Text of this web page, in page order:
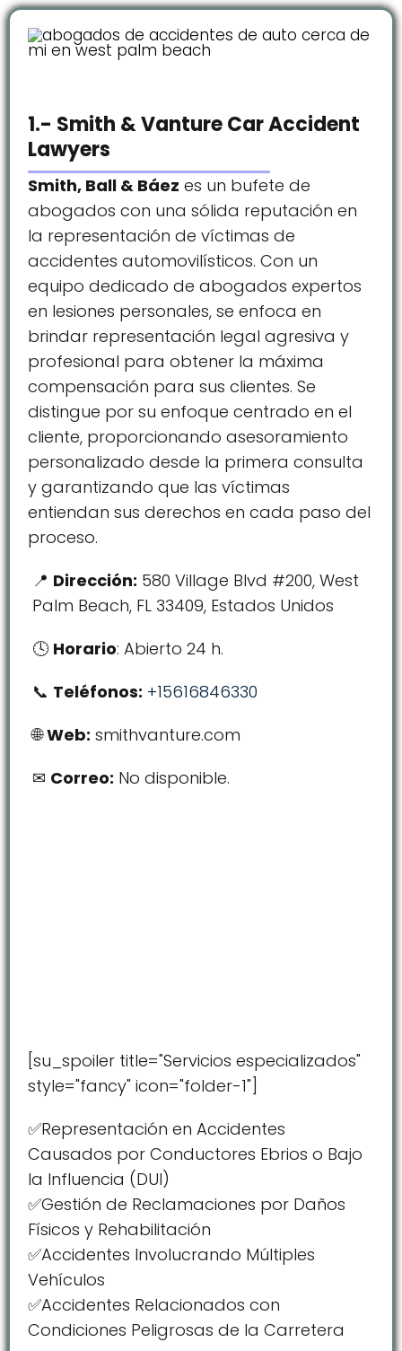
1.- Smith & Vanture Car Accident
Lawyers
Smith, Ball & Báez es un bufete de
abogados con una sólida reputación en
la representación de víctimas de
accidentes automovilísticos. Con un
equipo dedicado de abogados expertos
en lesiones personales, se enfoca en
brindar representación legal agresiva y
profesional para obtener la máxima
compensación para sus clientes. Se
distingue por su enfoque centrado en el
cliente, proporcionando asesoramiento
personalizado desde la primera consulta
y garantizando que las víctimas
entiendan sus derechos en cada paso del
proceso.
Dirección: 580 Village Blvd #200, West
Palm Beach, FL 33409, Estados Unidos
Horario: Abierto 24 h.
Teléfonos: +15616846330
Web: smithvanture.com
Correo: No disponible.
[su_spoiler title="Servicios especializados"
style="fancy" icon="folder-1"]
✅Representación en Accidentes
Causados por Conductores Ebrios o Bajo
la Influencia (DUI)
✅Gestión de Reclamaciones por Daños
Físicos y Rehabilitación
✅Accidentes Involucrando Múltiples
Vehículos
✅Accidentes Relacionados con
Condiciones Peligrosas de la Carretera